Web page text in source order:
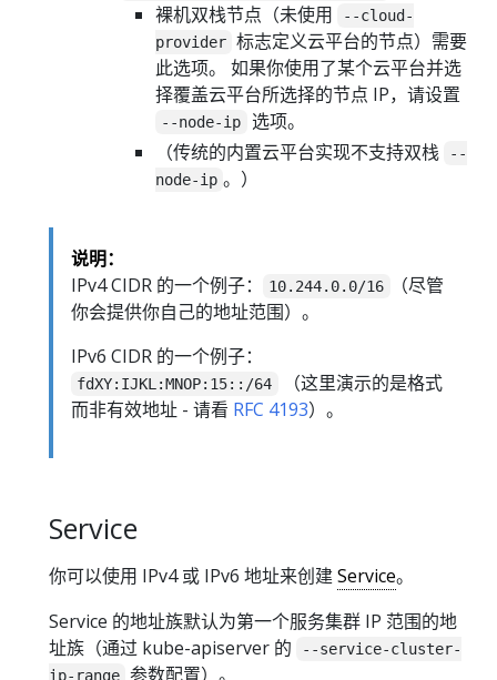
裸机双栈节点（未使用
--cloud-
provider 标志定义云平台的节点）需要
此选项。 如果你使用了某个云平台并选
择覆盖云平台所选择的节点 IP，请设置
--node-ip
选项。
（传统的内置云平台实现不支持双栈
--
node-ip 。）
说明：
IPv4 CIDR 的一个例子：
10.244.0.0/16
（尽管
你会提供你自己的地址范围）。
IPv6 CIDR 的一个例子：
fdXY:IJKL:MNOP:15::/64
（这里演示的是格式
而非有效地址 - 请看 RFC 4193）。
Service
你可以使用 IPv4 或 IPv6 地址来创建Service。
Service 的地址族默认为第一个服务集群 IP 范围的地
址族（通过 kube-apiserver 的
--service-cluster-
ip-range 参数配置）。